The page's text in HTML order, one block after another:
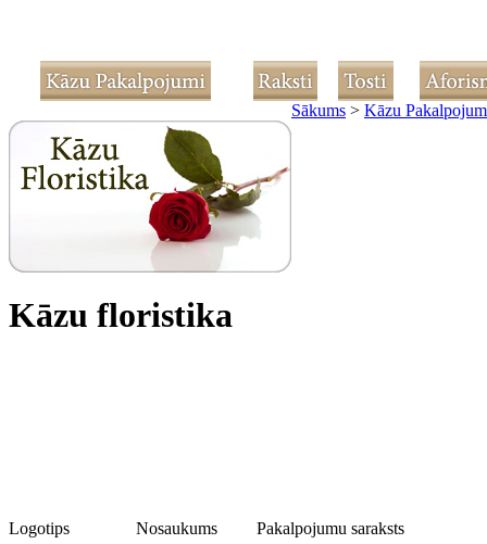
Sākums > Kāzu
Kāzu floristika
Logotips Nosaukums Pakalpojumu saraksts